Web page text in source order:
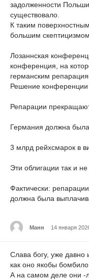
задолженности
существовало.
К таким
большим
Лозаннская
конференция, на
германским
Решение конференции
Репарации
Германия должна
3 млрд рейхсмарок в
Эти облигации так и
Фактически:
должна была
Манн 14 января
Слава богу, уже давно
как оно якобы
А на самом деле они -